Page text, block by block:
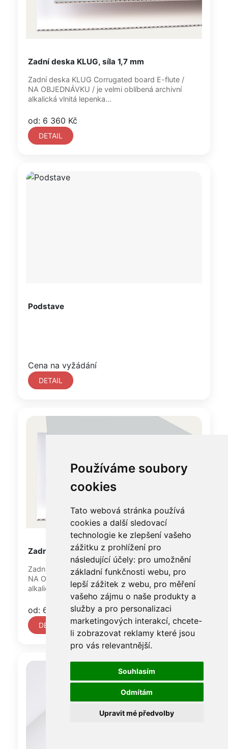
Používáme soubory
cookies
Tato webová stránka používá
cookies a další sledovací
technologie ke zlepšení vašeho
zážitku z prohlížení pro
následující účely: pro umožnění
základní funkčnosti webu, pro
lepší zážitek z webu, pro měření
vašeho zájmu o naše produkty a
služby a pro personalizaci
marketingových interakcí, chcete-
li zobrazovat reklamy které jsou
pro vás relevantnější.
Souhlasím
Odmítám
Upravit mé předvolby
Zadní deska KLUG, síla 1,7 mm
Zadní deska KLUG Corrugated board E-flute /
NA OBJEDNÁVKU / je velmi oblíbená archivní
alkalická vlnitá lepenka...
od: 6 360 Kč
DETAIL
Podstave
Cena na vyžádání
DETAIL
Zadní deska KLUG, síla 1,8 mm
Zadní deska KLUG Corrugated board E-flute /
NA OBJEDNÁVKU / je velmi oblíbená archivní
alkalická vlnitá lepenka...
od: 6 960 Kč
DETAIL